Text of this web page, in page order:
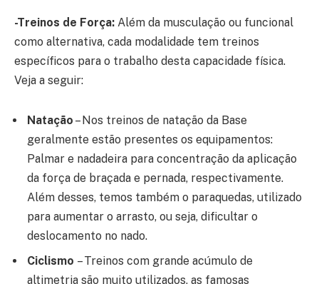
-Treinos de Força: Além da musculação ou funcional
como alternativa, cada modalidade tem treinos
específicos para o trabalho desta capacidade física.
Veja a seguir:
Natação – Nos treinos de natação da Base
geralmente estão presentes os equipamentos:
Palmar e nadadeira para concentração da aplicação
da força de braçada e pernada, respectivamente.
Além desses, temos também o paraquedas, utilizado
para aumentar o arrasto, ou seja, dificultar o
deslocamento no nado.
Ciclismo – Treinos com grande acúmulo de
altimetria são muito utilizados, as famosas